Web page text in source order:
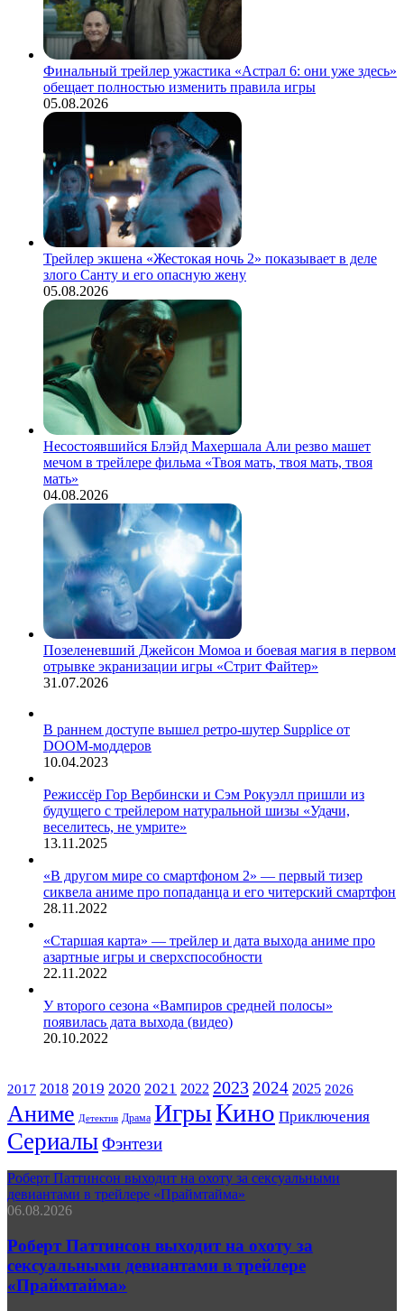
Финальный трейлер ужастика «Астрал 6: они уже здесь»
обещает полностью изменить правила игры
05.08.2026
Трейлер экшена «Жестокая ночь 2» показывает в деле
злого Санту и его опасную жену
05.08.2026
Несостоявшийся Блэйд Махершала Али резво машет
мечом в трейлере фильма «Твоя мать, твоя мать, твоя
мать»
04.08.2026
Позеленевший Джейсон Момоа и боевая магия в первом
отрывке экранизации игры «Стрит Файтер»
31.07.2026
В раннем доступе вышел ретро-шутер Supplice от
DOOM-моддеров
10.04.2023
Режиссёр Гор Вербински и Сэм Рокуэлл пришли из
будущего с трейлером натуральной шизы «Удачи,
веселитесь, не умрите»
13.11.2025
«В другом мире со смартфоном 2» — первый тизер
сиквела аниме про попаданца и его читерский смартфон
28.11.2022
«Старшая карта» — трейлер и дата выхода аниме про
азартные игры и сверхспособности
22.11.2022
У второго сезона «Вампиров средней полосы»
появилась дата выхода (видео)
20.10.2022
2017 2018 2019 2020 2021 2022 2023 2024 2025 2026
Аниме Детектив Драма ИгрыКино Приключения
СериалыФэнтези
Роберт Паттинсон выходит на охоту за сексуальными
девиантами в трейлере «Праймтайма»
06.08.2026
Роберт Паттинсон выходит на охоту за
сексуальными девиантами в трейлере
«Праймтайма»